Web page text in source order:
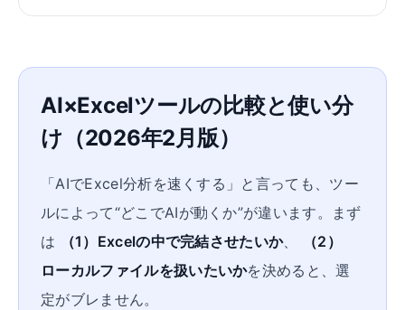
AI×Excelツールの比較と使い分
け（2026年2月版）
「AIでExcel分析を速くする」と言っても、ツー
ルによって“どこでAIが動くか”が違います。まず
は
（1）Excelの中で完結させたいか、
（2）
ローカルファイルを扱いたいかを決めると、選
定がブレません。